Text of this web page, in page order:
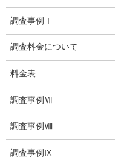
夫婦の信頼関係
お知らせ
子供のいじめ相談
調査事例Ⅰ
調査料金について
料金表
調査事例Ⅶ
調査事例Ⅷ
調査事例Ⅸ